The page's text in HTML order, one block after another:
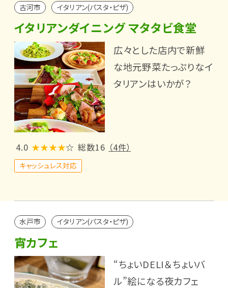
古河市 イタリアン(パスタ・ピザ)
イタリアンダイニング マタタビ食堂
広々とした店内で新鮮
な地元野菜たっぷりなイ
タリアンはいかが？
4.0 ★★★★☆ 総数16 （4件）
キャッシュレス対応
水戸市 イタリアン(パスタ・ピザ)
宵カフェ
“ちょいDELI＆ちょいバ
ル”絵になる夜カフェ